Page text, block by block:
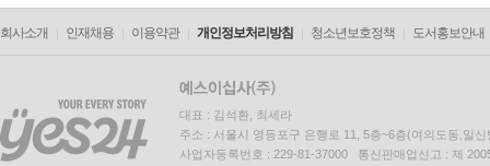
회사소개 인재채용 이용약관 개인정보처리방침 청소년보호정책 도서홍보안내
대표 : 김석환, 최세라
주소 : 서울시 영등포구 은행로 11, 5층~6층(여의도동,일신
사업자등록번호 : 229-81-37000 통신판매업신고 : 제